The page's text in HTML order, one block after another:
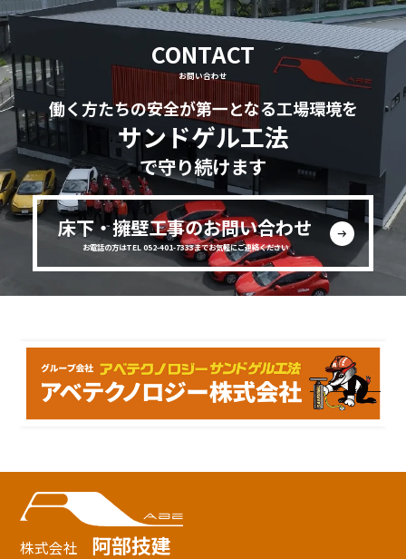
CONTACT
お問い合わせ
働く方たちの安全が第一となる工場環境を
サンドゲル工法
で守り続けます
床下・擁壁工事のお問い合わせ
お電話の方はTEL 052-401-7333までお気軽にご連絡ください
株式会社 阿部技建